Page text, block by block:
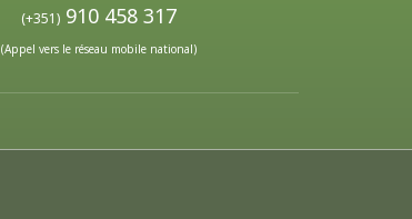
(+351) 910 458 317
(Appel vers le réseau mobile national)